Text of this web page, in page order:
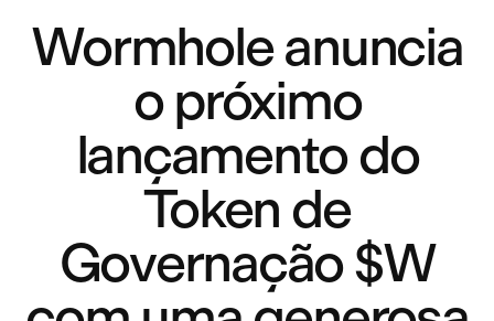
Wormhole anuncia
o próximo
lançamento do
Token de
Governação $W